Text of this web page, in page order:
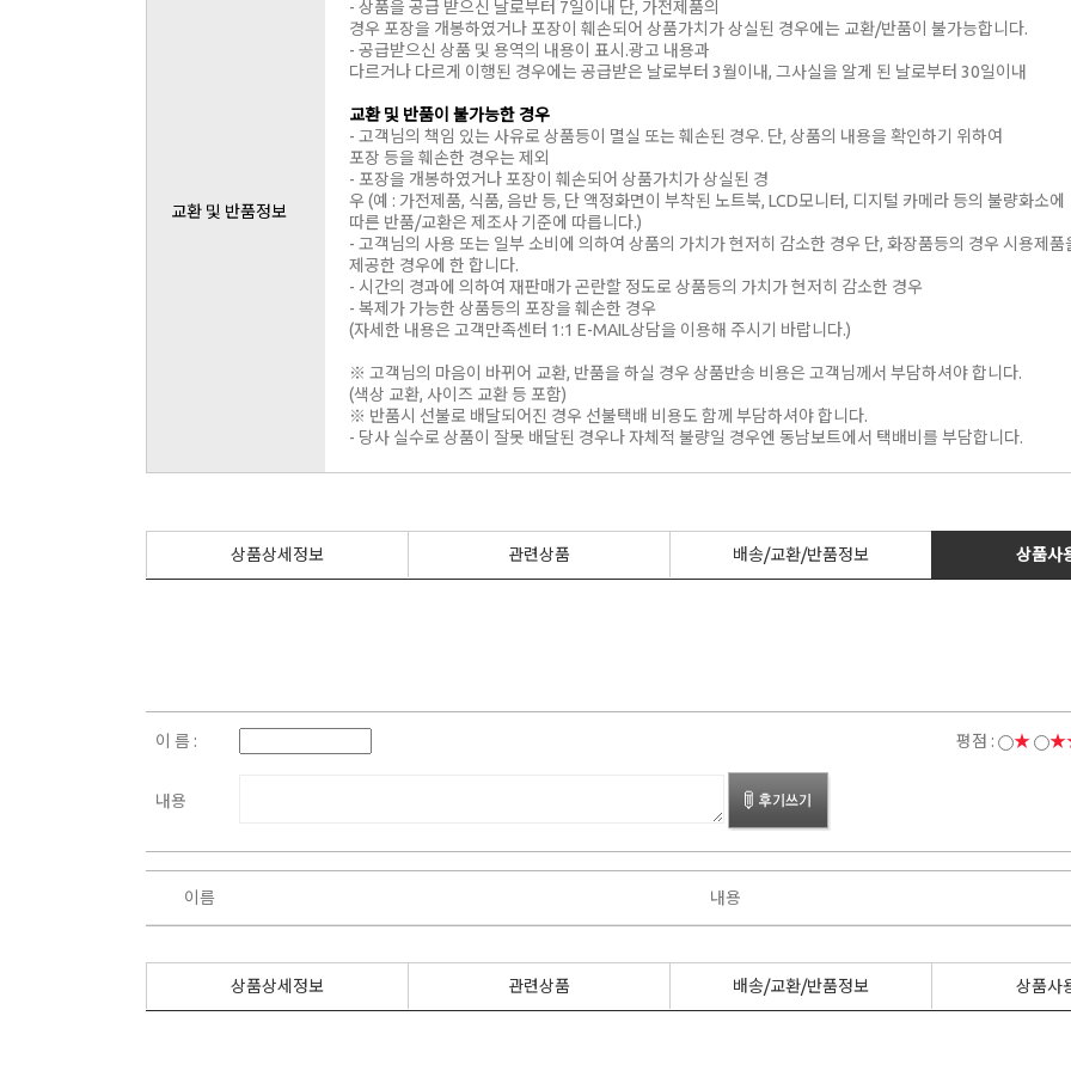
교환 및 반품정보
- 상품을 공급 받으신 날로부터 7일이내 단, 가전제품의
경우 포장을 개봉하였거나 포장이 훼손되어 상품가치가 상실된 경우에는 교환/반품이 불가능합니다.
- 공급받으신 상품 및 용역의 내용이 표시.광고 내용과
다르거나 다르게 이행된 경우에는 공급받은 날로부터 3월이내, 그사실을 알게 된 날로부터 30일이내
교환 및 반품이 불가능한 경우
- 고객님의 책임 있는 사유로 상품등이 멸실 또는 훼손된 경우. 단, 상품의 내용을 확인하기 위하여
포장 등을 훼손한 경우는 제외
- 포장을 개봉하였거나 포장이 훼손되어 상품가치가 상실된 경
우 (예 : 가전제품, 식품, 음반 등, 단 액정화면이 부착된 노트북, LCD모니터, 디지털 카메라 등의 불량화소에
따른 반품/교환은 제조사 기준에 따릅니다.)
- 고객님의 사용 또는 일부 소비에 의하여 상품의 가치가 현저히 감소한 경우 단, 화장품등의 경우 시용제품
제공한 경우에 한 합니다.
- 시간의 경과에 의하여 재판매가 곤란할 정도로 상품등의 가치가 현저히 감소한 경우
- 복제가 가능한 상품등의 포장을 훼손한 경우
(자세한 내용은 고객만족센터 1:1 E-MAIL상담을 이용해 주시기 바랍니다.)
※ 고객님의 마음이 바뀌어 교환, 반품을 하실 경우 상품반송 비용은 고객님께서 부담하셔야 합니다.
(색상 교환, 사이즈 교환 등 포함)
※ 반품시 선불로 배달되어진 경우 선불택배 비용도 함께 부담하셔야 합니다.
- 당사 실수로 상품이 잘못 배달된 경우나 자체적 불량일 경우엔 동남보트에서 택배비를 부담합니다.
상품상세정보 관련상품 배송/교환/반품정보 상품사
이 름 : 평점 : ★
내용
이름 내용
상품상세정보 관련상품 배송/교환/반품정보 상품사